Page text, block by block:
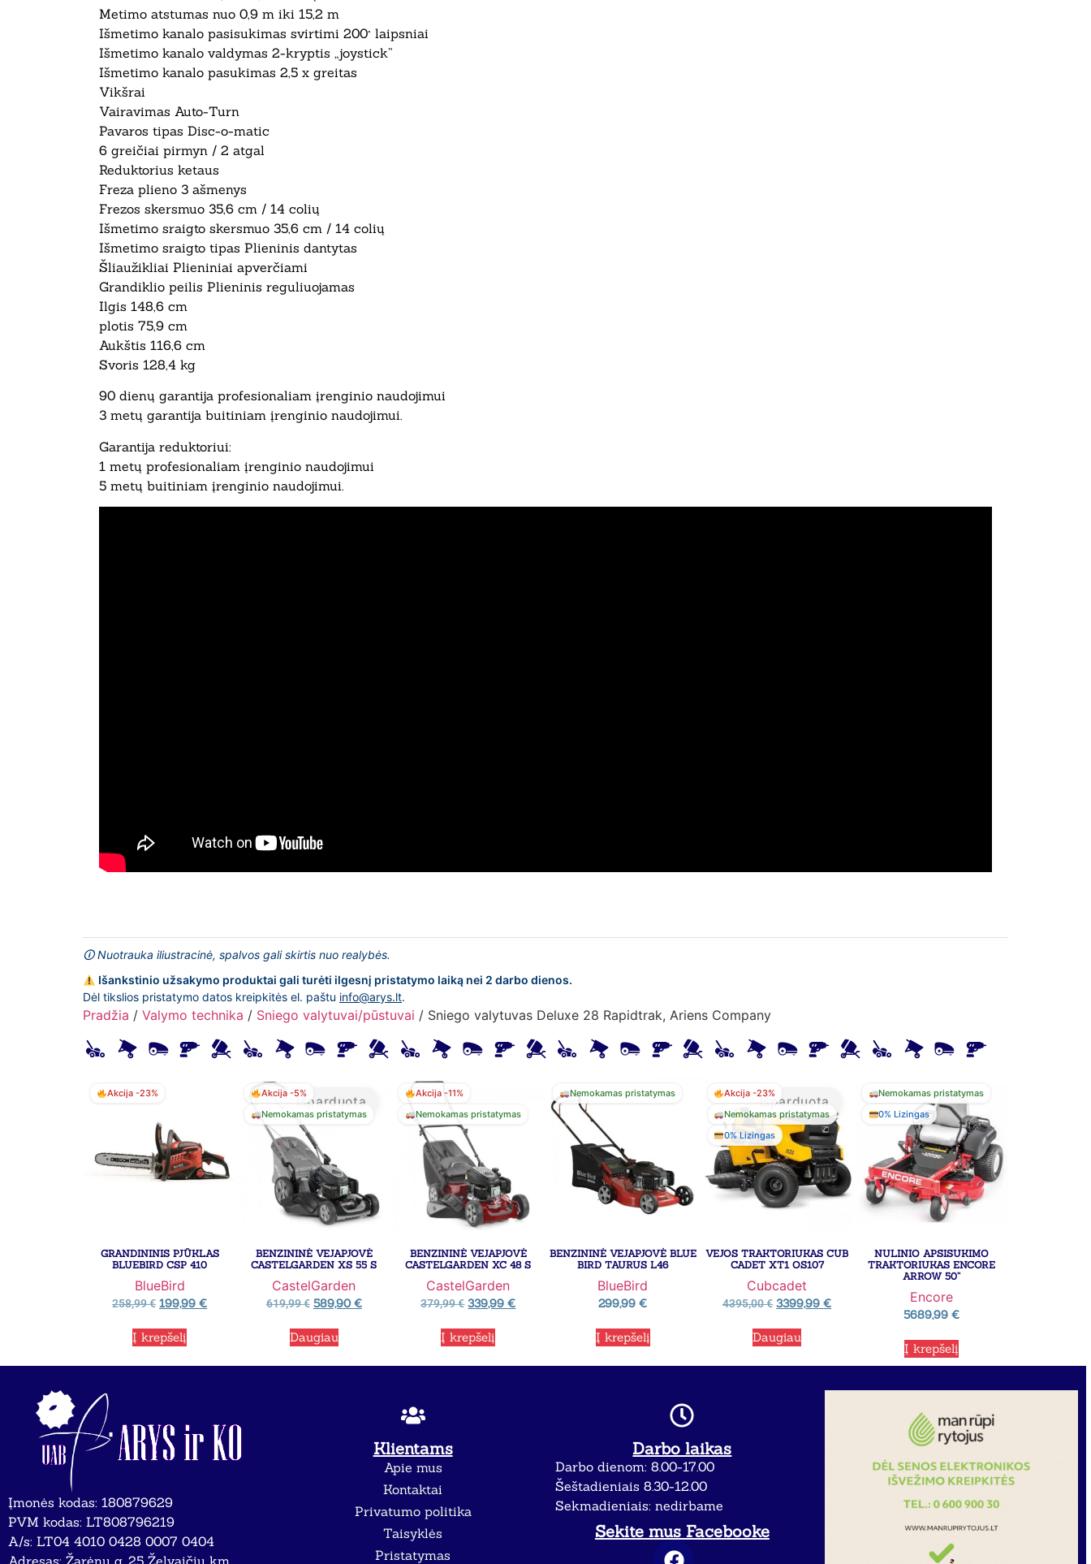
Metimo atstumas nuo 0,9 m iki 15,2 m
Išmetimo kanalo pasisukimas svirtimi 200° laipsniai
Išmetimo kanalo valdymas 2-kryptis „joystick”
Išmetimo kanalo pasukimas 2,5 x greitas
Vikšrai
Vairavimas Auto-Turn
Pavaros tipas Disc-o-matic
6 greičiai pirmyn / 2 atgal
Reduktorius ketaus
Freza plieno 3 ašmenys
Frezos skersmuo 35,6 cm / 14 colių
Išmetimo sraigto skersmuo 35,6 cm / 14 colių
Išmetimo sraigto tipas Plieninis dantytas
Šliaužikliai Plieniniai apverčiami
Grandiklio peilis Plieninis reguliuojamas
Ilgis 148,6 cm
plotis 75,9 cm
Aukštis 116,6 cm
Svoris 128,4 kg
90 dienų garantija profesionaliam įrenginio naudojimui
3 metų garantija buitiniam įrenginio naudojimui.
Garantija reduktoriui:
1 metų profesionaliam įrenginio naudojimui
5 metų buitiniam įrenginio naudojimui.
🛈 Nuotrauka iliustracinė, spalvos gali skirtis nuo realybės.
Išankstinio užsakymo produktai gali turėti ilgesnį pristatymo laiką nei 2 darbo dienos.
Dėl tikslios pristatymo datos kreipkitės el. paštu info@arys.lt.
Pradžia / Valymo technika / Sniego valytuvai/pūstuvai / Sniego valytuvas Deluxe 28 Rapidtrak, Ariens Company
Akcija -23%
GRANDININIS PJŪKLAS
BLUEBIRD CSP 410
BlueBird
258,99€ 199,99€
Į krepšelį
Akcija -5%
Nemokamas pristatymas
Išparduota
BENZININĖ VEJAPJOVĖ
CASTELGARDEN XS 55 S
CastelGarden
619,99€ 589,90€
Daugiau
Akcija -11%
Nemokamas pristatymas
BENZININĖ VEJAPJOVĖ
CASTELGARDEN XC 48 S
CastelGarden
379,99€ 339,99€
Į krepšelį
Nemokamas pristatymas
BENZININĖ VEJAPJOVĖ BLUE
BIRD TAURUS L46
BlueBird
299,99€
Į krepšelį
Akcija -23%
Nemokamas pristatymas
0% Lizingas
Išparduota
VEJOS TRAKTORIUKAS CUB
CADET XT1 OS107
Cubcadet
4395,00€ 3399,99€
Daugiau
Nemokamas pristatymas
0% Lizingas
NULINIO APSISUKIMO
TRAKTORIUKAS ENCORE
ARROW 50”
Encore
5689,99 €
Į krepšelį
Įmonės kodas: 180879629
PVM kodas: LT808796219
A/s: LT04 4010 0428 0007 0404
Klientams
Apie mus
Kontaktai
Privatumo politika
Taisyklės
Pristatymas
Darbo laikas
Darbo dienom: 8.00-17.00
Šeštadieniais 8.30-12.00
Sekmadieniais: nedirbame
Sekite mus Facebooke